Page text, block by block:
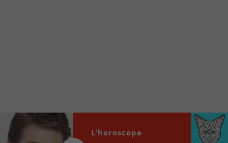
00:00 00:00
L’horoscope